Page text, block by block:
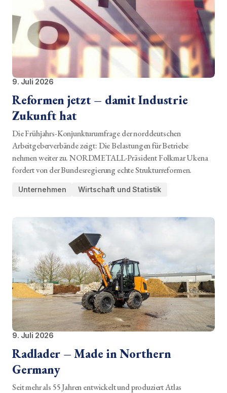
9. Juli 2026
Reformen jetzt – damit Industrie
Zukunft hat
Die Frühjahrs-Konjunkturumfrage der norddeutschen
Arbeitgeberverbände zeigt: Die Belastungen für Betriebe
nehmen weiter zu. NORDMETALL-Präsident Folkmar Ukena
fordert von der Bundesregierung echte Strukturreformen.
Unternehmen Wirtschaft und Statistik
9. Juli 2026
Radlader – Made in Northern
Germany
Seit mehr als 55 Jahren entwickelt und produziert Atlas